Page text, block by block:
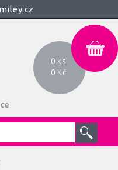
0 ks
0 Kč